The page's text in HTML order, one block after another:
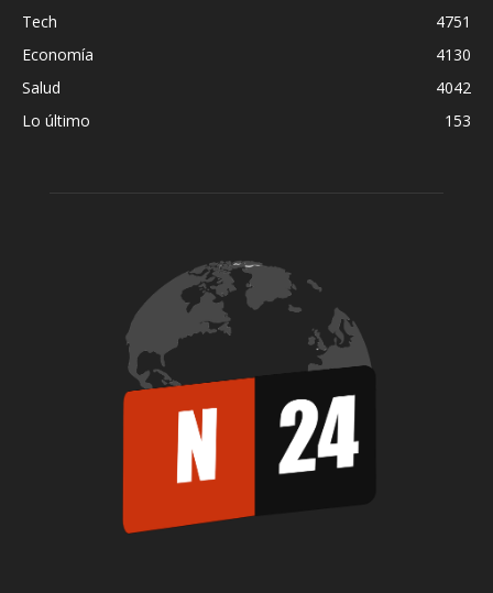
Tech
4751
Economía
4130
Salud
4042
Lo último
153